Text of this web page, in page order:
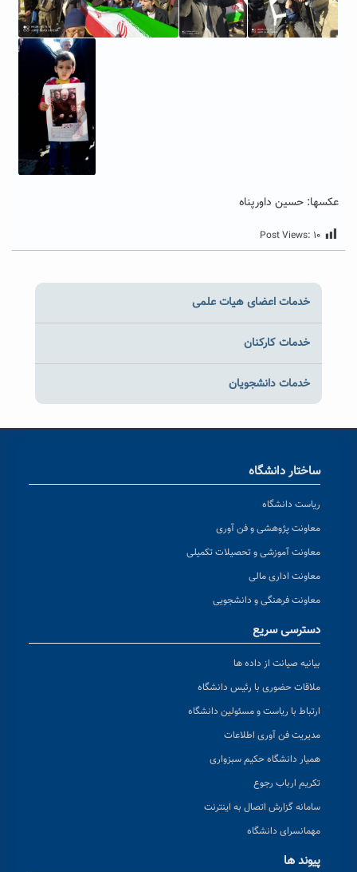
عکسها: حسین داورپناه
Post Views: ۱۰
خدمات اعضای هیات علمی
خدمات کارکنان
خدمات دانشجویان
ساختار دانشگاه
ریاست دانشگاه
معاونت پژوهشی و فن آوری
معاونت آموزشی و تحصیلات تکمیلی
معاونت اداری مالی
معاونت فرهنگی و دانشجویی
دسترسی سریع
بیانیه صیانت از داده ها
ملاقات حضوری با رئیس دانشگاه
ارتباط با ریاست و مسئولین دانشگاه
مدیریت فن آوری اطلاعات
همیار دانشگاه حکیم سبزواری
تکریم ارباب رجوع
سامانه گزارش اتصال به اینترنت
مهمانسرای دانشگاه
پیوند ها